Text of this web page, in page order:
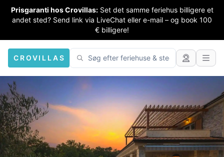
Prisgaranti hos Crovillas: Set det samme feriehus billigere et
andet sted? Send link via LiveChat eller e-mail – og book 100
€ billigere!
CROVILLAS